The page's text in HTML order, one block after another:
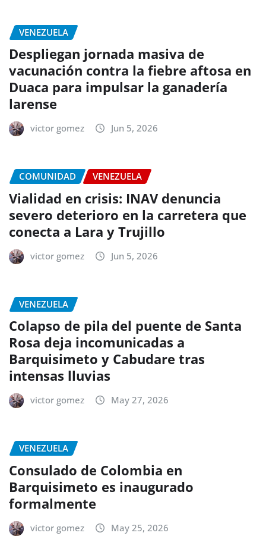
VENEZUELA
Despliegan jornada masiva de
vacunación contra la fiebre aftosa en
Duaca para impulsar la ganadería
larense
victor gomez Jun 5, 2026
COMUNIDAD VENEZUELA
Vialidad en crisis: INAV denuncia
severo deterioro en la carretera que
conecta a Lara y Trujillo
victor gomez Jun 5, 2026
VENEZUELA
Colapso de pila del puente de Santa
Rosa deja incomunicadas a
Barquisimeto y Cabudare tras
intensas lluvias
victor gomez May 27, 2026
VENEZUELA
Consulado de Colombia en
Barquisimeto es inaugurado
formalmente
victor gomez May 25, 2026